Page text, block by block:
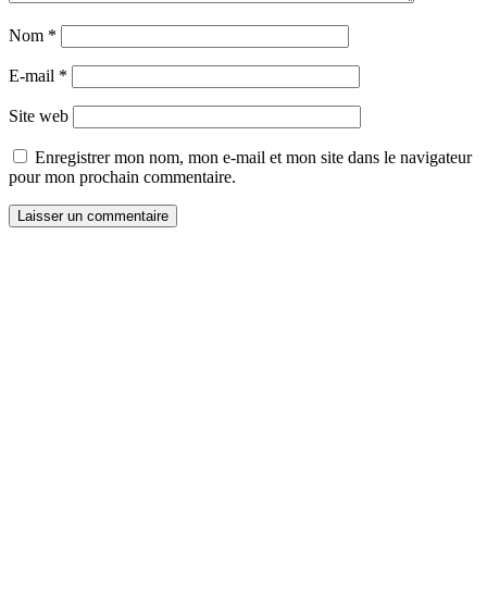
Nom *
E-mail *
Site web
Enregistrer mon nom, mon e-mail et mon site dans le navigateur
pour mon prochain commentaire.